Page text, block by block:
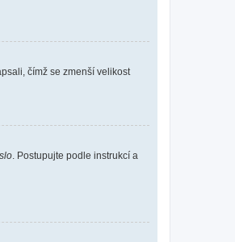
čímž se zmenší velikost
. Postupujte podle instrukcí a